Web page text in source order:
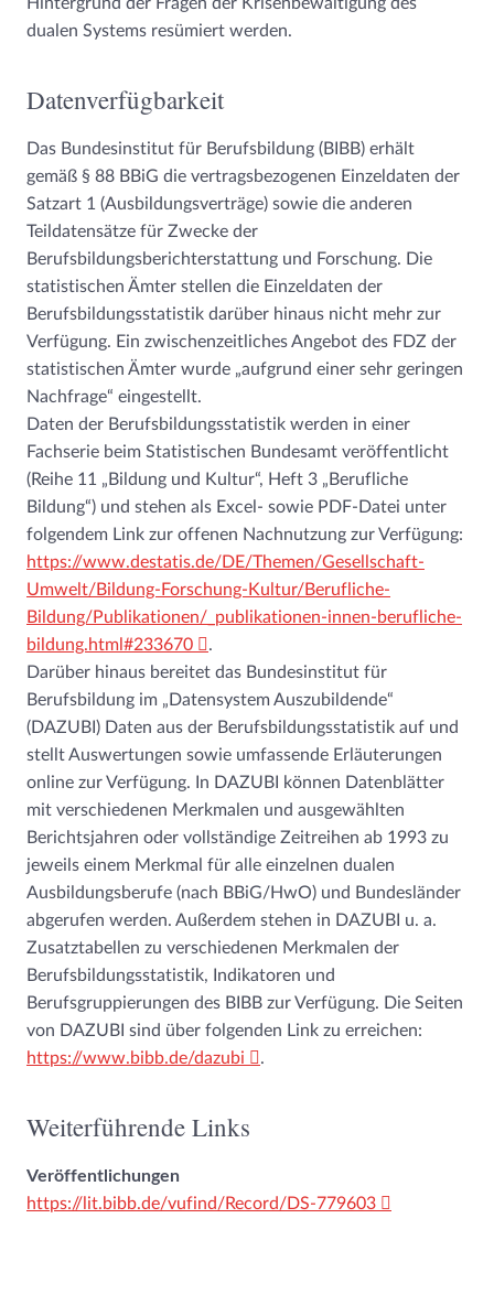
Hintergrund der Fragen der Krisenbewältigung des
dualen Systems resümiert werden.
Datenverfügbarkeit
Das Bundesinstitut für Berufsbildung (BIBB) erhält
gemäß § 88 BBiG die vertragsbezogenen Einzeldaten der
Satzart 1 (Ausbildungsverträge) sowie die anderen
Teildatensätze für Zwecke der
Berufsbildungsberichterstattung und Forschung. Die
statistischen Ämter stellen die Einzeldaten der
Berufsbildungsstatistik darüber hinaus nicht mehr zur
Verfügung. Ein zwischenzeitliches Angebot des FDZ der
statistischen Ämter wurde „aufgrund einer sehr geringen
Nachfrage“ eingestellt.
Daten der Berufsbildungsstatistik werden in einer
Fachserie beim Statistischen Bundesamt veröffentlicht
(Reihe 11 „Bildung und Kultur“, Heft 3 „Berufliche
Bildung“) und stehen als Excel- sowie PDF-Datei unter
folgendem Link zur offenen Nachnutzung zur Verfügung:
https://www.destatis.de/DE/Themen/Gesellschaft-
Umwelt/Bildung-Forschung-Kultur/Berufliche-
Bildung/Publikationen/_publikationen-innen-berufliche-
bildung.html#233670
.
Darüber hinaus bereitet das Bundesinstitut für
Berufsbildung im „Datensystem Auszubildende“
(DAZUBI) Daten aus der Berufsbildungsstatistik auf und
stellt Auswertungen sowie umfassende Erläuterungen
online zur Verfügung. In DAZUBI können Datenblätter
mit verschiedenen Merkmalen und ausgewählten
Berichtsjahren oder vollständige Zeitreihen ab 1993 zu
jeweils einem Merkmal für alle einzelnen dualen
Ausbildungsberufe (nach BBiG/HwO) und Bundesländer
abgerufen werden. Außerdem stehen in DAZUBI u. a.
Zusatztabellen zu verschiedenen Merkmalen der
Berufsbildungsstatistik, Indikatoren und
Berufsgruppierungen des BIBB zur Verfügung. Die Seiten
von DAZUBI sind über folgenden Link zu erreichen:
https://www.bibb.de/dazubi
.
Weiterführende Links
Veröffentlichungen
https://lit.bibb.de/vufind/Record/DS-779603